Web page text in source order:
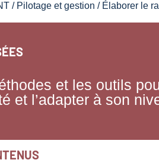
/ Pilotage et gestion / Élaborer le
et les outils
et l’adapter à son